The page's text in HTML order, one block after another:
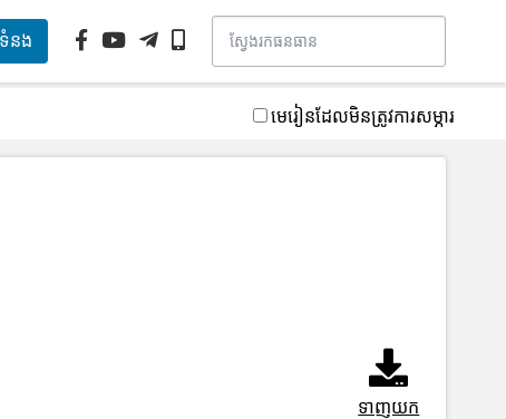
នង
មេរៀនដែលមិនត្រូវការសម្ភារ
ទាញយក